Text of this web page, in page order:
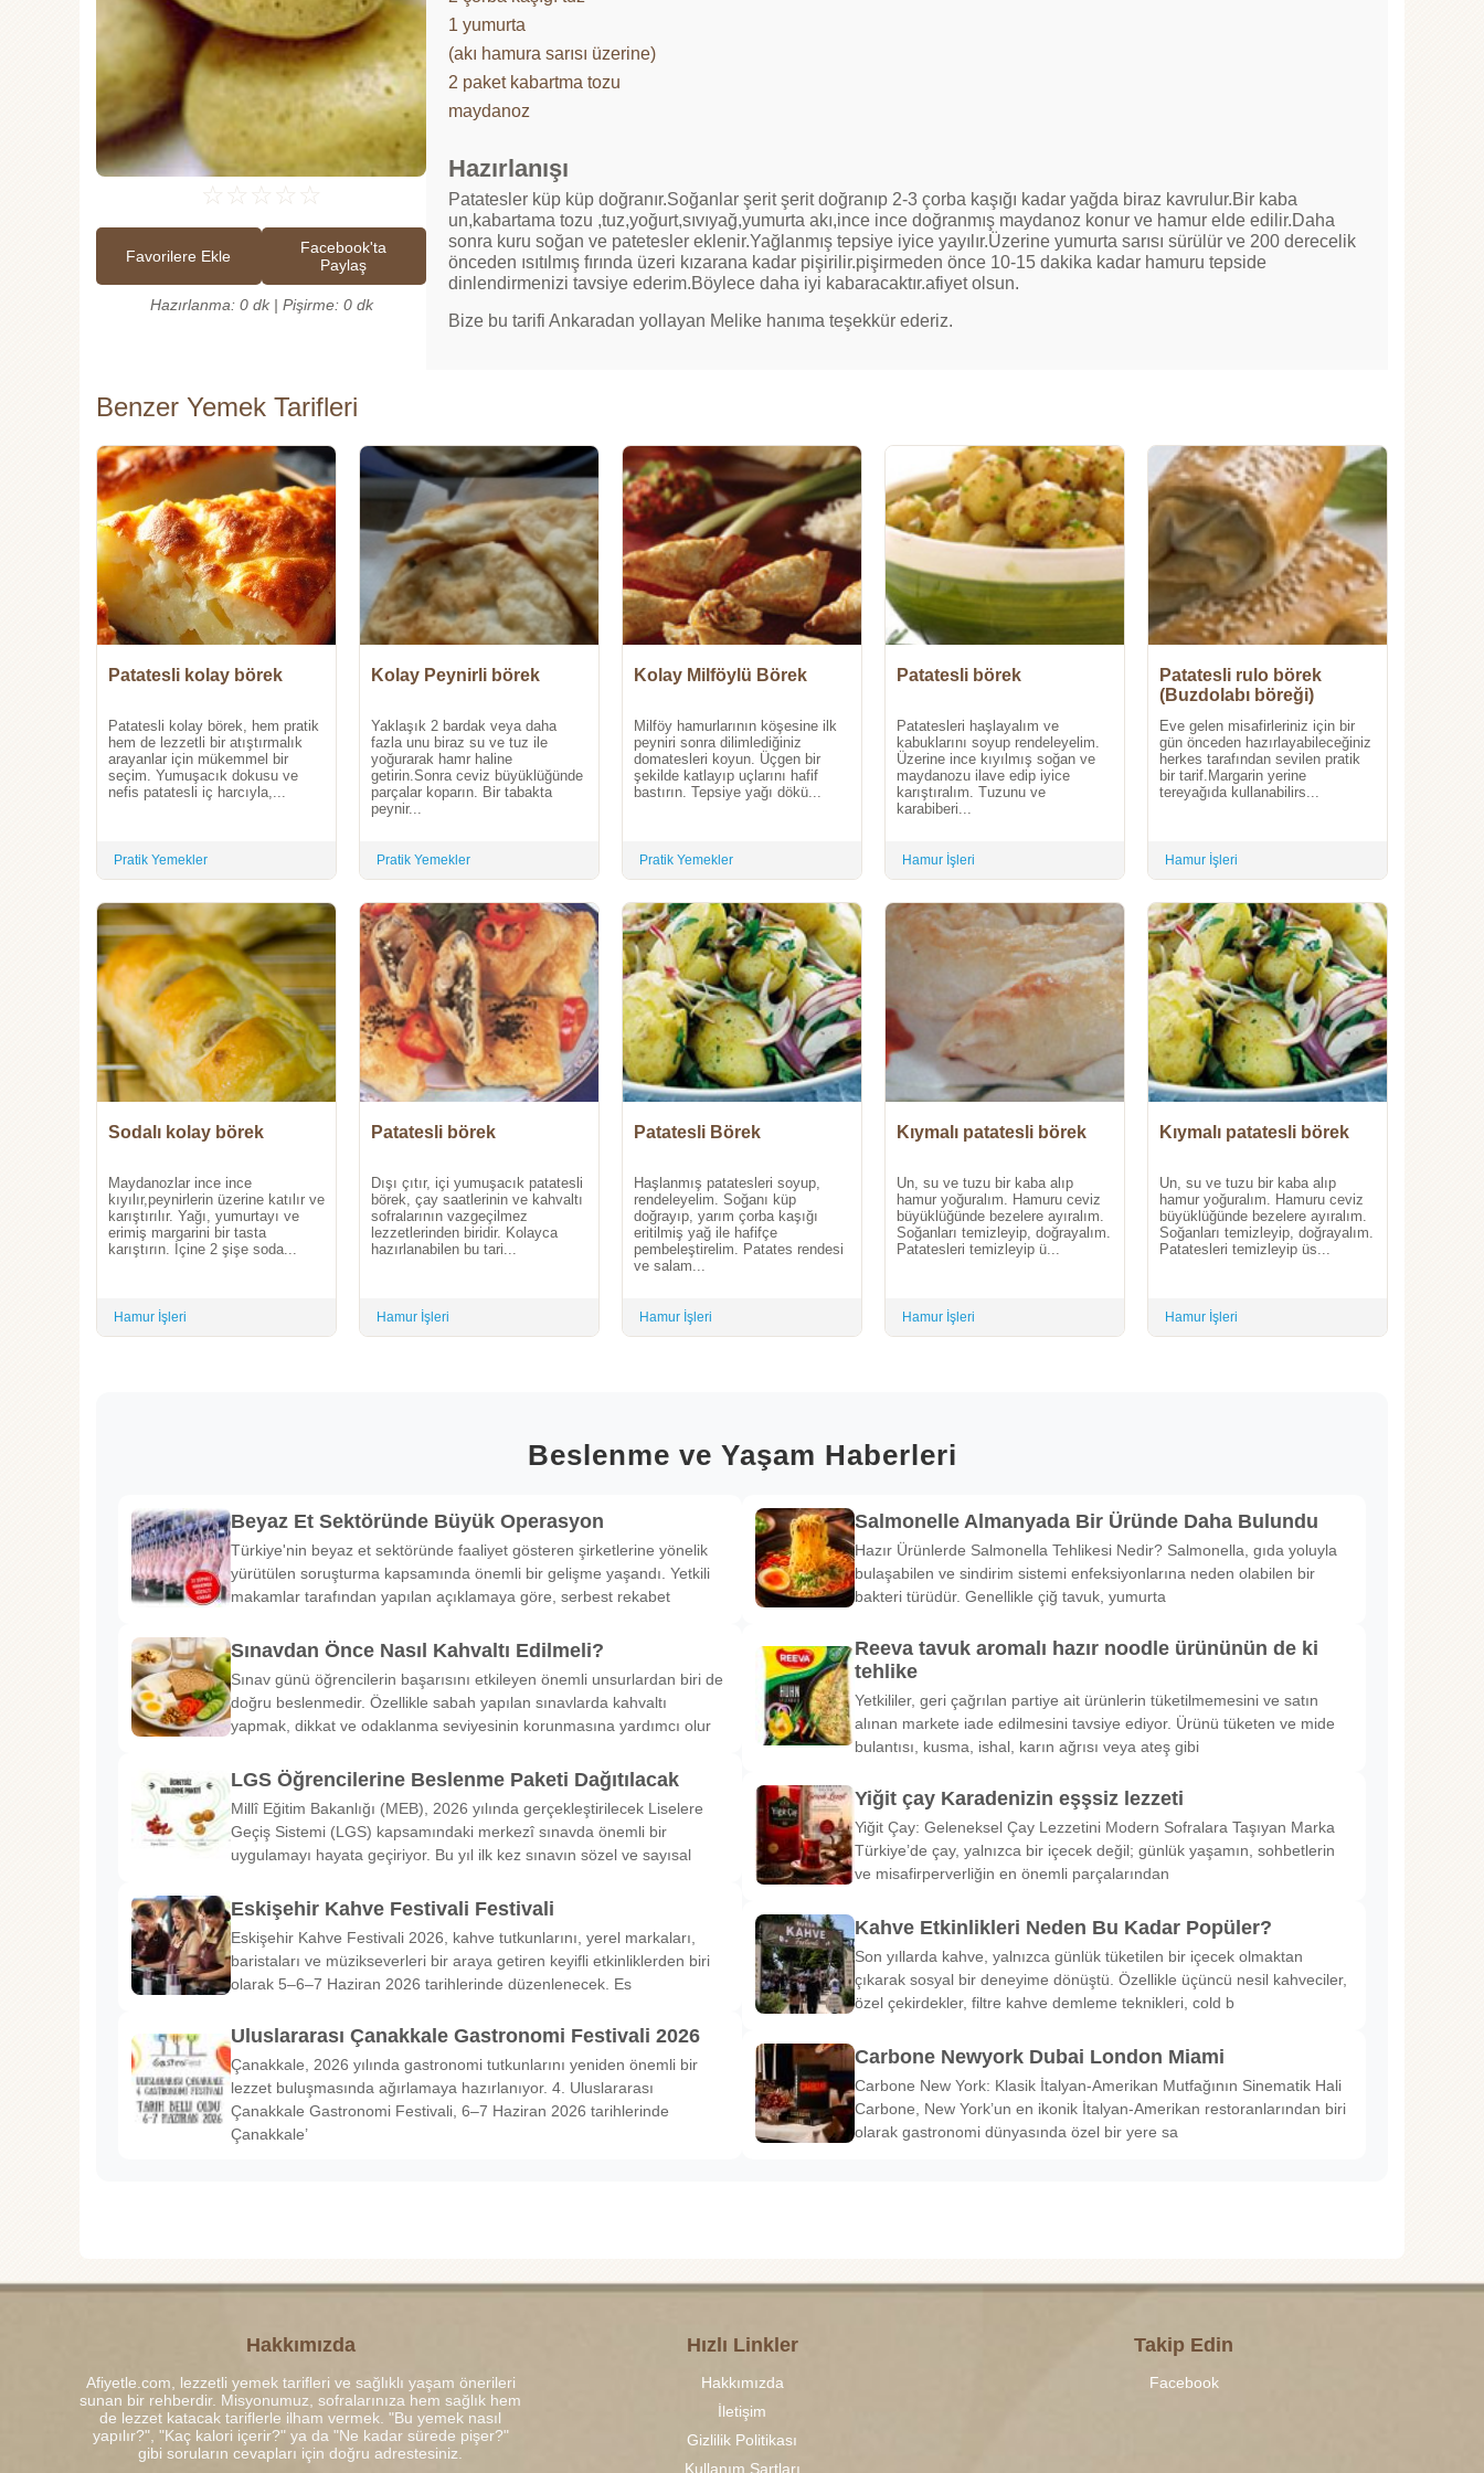
☆ ☆ ☆ ☆ ☆
Favorilere Ekle
Facebook'ta
Paylaş
Hazırlanma: 0 dk | Pişirme: 0 dk
1 yumurta
(akı hamura sarısı üzerine)
2 paket kabartma tozu
maydanoz
Hazırlanışı
Patatesler küp küp doğranır.Soğanlar şerit şerit doğranıp 2-3 çorba kaşığı kadar yağda biraz kavrulur.Bir kaba
un,kabartama tozu ,tuz,yoğurt,sıvıyağ,yumurta akı,ince ince doğranmış maydanoz konur ve hamur elde edilir.Daha
sonra kuru soğan ve patetesler eklenir.Yağlanmış tepsiye iyice yayılır.Üzerine yumurta sarısı sürülür ve 200 derecelik
önceden ısıtılmış fırında üzeri kızarana kadar pişirilir.pişirmeden önce 10-15 dakika kadar hamuru tepside
dinlendirmenizi tavsiye ederim.Böylece daha iyi kabaracaktır.afiyet olsun.
Bize bu tarifi Ankaradan yollayan Melike hanıma teşekkür ederiz.
Benzer Yemek Tarifleri
Patatesli kolay börek
Patatesli kolay börek, hem pratik
hem de lezzetli bir atıştırmalık
arayanlar için mükemmel bir
seçim. Yumuşacık dokusu ve
nefis patatesli iç harcıyla,...
Pratik Yemekler
Kolay Peynirli börek
Yaklaşık 2 bardak veya daha
fazla unu biraz su ve tuz ile
yoğurarak hamr haline
getirin.Sonra ceviz büyüklüğünde
parçalar koparın. Bir tabakta
peynir...
Pratik Yemekler
Kolay Milföylü Börek
Milföy hamurlarının köşesine ilk
peyniri sonra dilimlediğiniz
domatesleri koyun. Üçgen bir
şekilde katlayıp uçlarını hafif
bastırın. Tepsiye yağı dökü...
Pratik Yemekler
Patatesli börek
Patatesleri haşlayalım ve
kabuklarını soyup rendeleyelim.
Üzerine ince kıyılmış soğan ve
maydanozu ilave edip iyice
karıştıralım. Tuzunu ve
karabiberi...
Hamur İşleri
Patatesli rulo börek
(Buzdolabı böreği)
Eve gelen misafirleriniz için bir
gün önceden hazırlayabileceğiniz
herkes tarafından sevilen pratik
bir tarif.Margarin yerine
tereyağıda kullanabilirs...
Hamur İşleri
Sodalı kolay börek
Maydanozlar ince ince
kıyılır,peynirlerin üzerine katılır ve
karıştırılır. Yağı, yumurtayı ve
erimiş margarini bir tasta
karıştırın. İçine 2 şişe soda...
Hamur İşleri
Patatesli börek
Dışı çıtır, içi yumuşacık patatesli
börek, çay saatlerinin ve kahvaltı
sofralarının vazgeçilmez
lezzetlerinden biridir. Kolayca
hazırlanabilen bu tari...
Hamur İşleri
Patatesli Börek
Haşlanmış patatesleri soyup,
rendeleyelim. Soğanı küp
doğrayıp, yarım çorba kaşığı
eritilmiş yağ ile hafifçe
pembeleştirelim. Patates rendesi
ve salam...
Hamur İşleri
Kıymalı patatesli börek
Un, su ve tuzu bir kaba alıp
hamur yoğuralım. Hamuru ceviz
büyüklüğünde bezelere ayıralım.
Soğanları temizleyip, doğrayalım.
Patatesleri temizleyip ü...
Hamur İşleri
Kıymalı patatesli börek
Un, su ve tuzu bir kaba alıp
hamur yoğuralım. Hamuru ceviz
büyüklüğünde bezelere ayıralım.
Soğanları temizleyip, doğrayalım.
Patatesleri temizleyip üs...
Hamur İşleri
Beslenme ve Yaşam Haberleri
Beyaz Et Sektöründe Büyük Operasyon
Türkiye'nin beyaz et sektöründe faaliyet gösteren şirketlerine yönelik
yürütülen soruşturma kapsamında önemli bir gelişme yaşandı. Yetkili
makamlar tarafından yapılan açıklamaya göre, serbest rekabet
Sınavdan Önce Nasıl Kahvaltı Edilmeli?
Sınav günü öğrencilerin başarısını etkileyen önemli unsurlardan biri de
doğru beslenmedir. Özellikle sabah yapılan sınavlarda kahvaltı
yapmak, dikkat ve odaklanma seviyesinin korunmasına yardımcı olur
LGS Öğrencilerine Beslenme Paketi Dağıtılacak
Millî Eğitim Bakanlığı (MEB), 2026 yılında gerçekleştirilecek Liselere
Geçiş Sistemi (LGS) kapsamındaki merkezî sınavda önemli bir
uygulamayı hayata geçiriyor. Bu yıl ilk kez sınavın sözel ve sayısal
Eskişehir Kahve Festivali Festivali
Eskişehir Kahve Festivali 2026, kahve tutkunlarını, yerel markaları,
baristaları ve müzikseverleri bir araya getiren keyifli etkinliklerden biri
olarak 5–6–7 Haziran 2026 tarihlerinde düzenlenecek. Es
Uluslararası Çanakkale Gastronomi Festivali 2026
Çanakkale, 2026 yılında gastronomi tutkunlarını yeniden önemli bir
lezzet buluşmasında ağırlamaya hazırlanıyor. 4. Uluslararası
Çanakkale Gastronomi Festivali, 6–7 Haziran 2026 tarihlerinde
Çanakkale’
Salmonelle Almanyada Bir Üründe Daha Bulundu
Hazır Ürünlerde Salmonella Tehlikesi Nedir? Salmonella, gıda yoluyla
bulaşabilen ve sindirim sistemi enfeksiyonlarına neden olabilen bir
bakteri türüdür. Genellikle çiğ tavuk, yumurta
Reeva tavuk aromalı hazır noodle ürününün de ki
tehlike
Yetkililer, geri çağrılan partiye ait ürünlerin tüketilmemesini ve satın
alınan markete iade edilmesini tavsiye ediyor. Ürünü tüketen ve mide
bulantısı, kusma, ishal, karın ağrısı veya ateş gibi
Yiğit çay Karadenizin eşşsiz lezzeti
Yiğit Çay: Geleneksel Çay Lezzetini Modern Sofralara Taşıyan Marka
Türkiye’de çay, yalnızca bir içecek değil; günlük yaşamın, sohbetlerin
ve misafirperverliğin en önemli parçalarından
Kahve Etkinlikleri Neden Bu Kadar Popüler?
Son yıllarda kahve, yalnızca günlük tüketilen bir içecek olmaktan
çıkarak sosyal bir deneyime dönüştü. Özellikle üçüncü nesil kahveciler,
özel çekirdekler, filtre kahve demleme teknikleri, cold b
Carbone Newyork Dubai London Miami
Carbone New York: Klasik İtalyan-Amerikan Mutfağının Sinematik Hali
Carbone, New York’un en ikonik İtalyan-Amerikan restoranlarından biri
olarak gastronomi dünyasında özel bir yere sa
Hakkımızda
Afiyetle.com, lezzetli yemek tarifleri ve sağlıklı yaşam önerileri
sunan bir rehberdir. Misyonumuz, sofralarınıza hem sağlık hem
de lezzet katacak tariflerle ilham vermek. "Bu yemek nasıl
yapılır?", "Kaç kalori içerir?" ya da "Ne kadar sürede pişer?"
gibi soruların cevapları için doğru adrestesiniz.
Hızlı Linkler
Hakkımızda
İletişim
Gizlilik Politikası
Kullanım Şartları
Takip Edin
Facebook